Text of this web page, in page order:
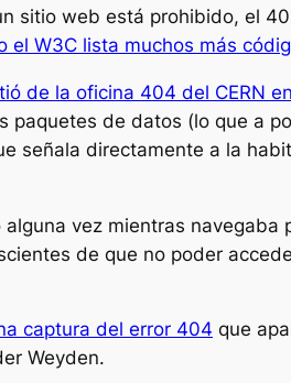
sitio web está prohibido, el
el W3C lista muchos más
de la oficina 404 del CERN
paquetes de datos (lo que a
señala directamente a la
vez mientras
de que no poder
captura del error 404 que
Weyden.